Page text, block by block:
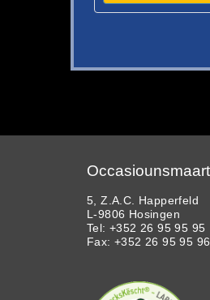
Occasiounsmaart
5, Z.A.C. Happerfeld
L-9806 Hosingen
Tel: +352 26 95 95 95
Fax: +352 26 95 95 96